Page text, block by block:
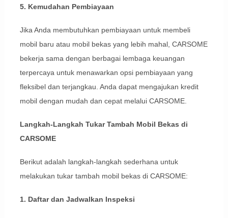
5. Kemudahan Pembiayaan
Jika Anda membutuhkan pembiayaan untuk membeli
mobil baru atau mobil bekas yang lebih mahal, CARSOME
bekerja sama dengan berbagai lembaga keuangan
terpercaya untuk menawarkan opsi pembiayaan yang
fleksibel dan terjangkau. Anda dapat mengajukan kredit
mobil dengan mudah dan cepat melalui CARSOME.
Langkah-Langkah Tukar Tambah Mobil Bekas di
CARSOME
Berikut adalah langkah-langkah sederhana untuk
melakukan tukar tambah mobil bekas di CARSOME:
1. Daftar dan Jadwalkan Inspeksi